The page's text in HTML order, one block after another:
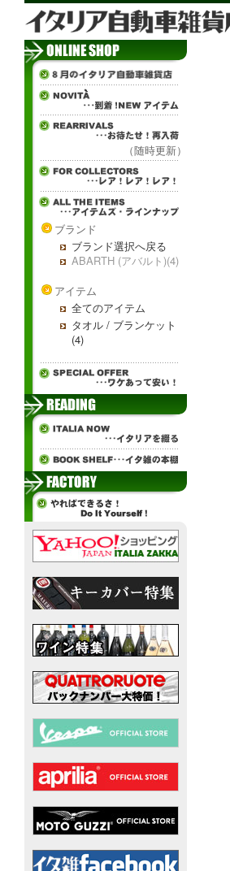
（随時更新）
ブランド
ブランド選択へ戻る
ABARTH (アバルト)(4)
アイテム
全てのアイテム
タオル / ブランケット
(4)